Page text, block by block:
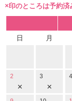
×印のところは予約済
日
月
2
×
3
×
4